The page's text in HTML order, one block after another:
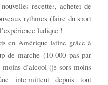
recettes, acheter de
rythmes (faire du sport
ludique !
en Amérique latine grâce à
de marche (10 000 pas par
d’alcool (je sors moins
intermittent depuis tout